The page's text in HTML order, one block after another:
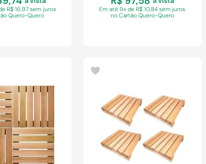
R$ 16,97 sem juros
Quero-Quero
Ematé 9x de R$ 10,84 sem juros
no Cartão Quero-Quero
COMPRAR